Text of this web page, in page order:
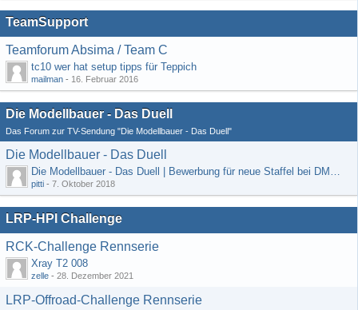
TeamSupport
Teamforum Absima / Team C
tc10 wer hat setup tipps für Teppich
mailman - 16. Februar 2016
Die Modellbauer - Das Duell
Das Forum zur TV-Sendung "Die Modellbauer - Das Duell"
Die Modellbauer - Das Duell
Die Modellbauer - Das Duell | Bewerbung für neue Staffel bei DMAX *Werbung*
pitti - 7. Oktober 2018
LRP-HPI Challenge
RCK-Challenge Rennserie
Xray T2 008
zelle - 28. Dezember 2021
LRP-Offroad-Challenge Rennserie